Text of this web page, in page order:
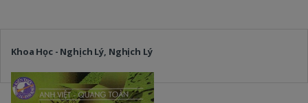
Khoa Học - Nghịch Lý, Nghịch Lý